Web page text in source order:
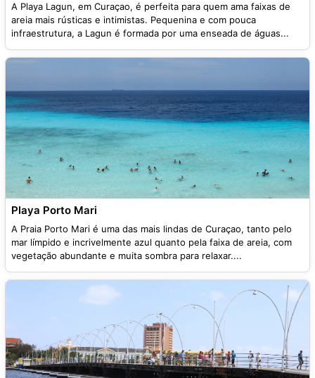
A Playa Lagun, em Curaçao, é perfeita para quem ama faixas de
areia mais rústicas e intimistas. Pequenina e com pouca
infraestrutura, a Lagun é formada por uma enseada de águas...
Playa Porto Mari
A Praia Porto Mari é uma das mais lindas de Curaçao, tanto pelo
mar límpido e incrivelmente azul quanto pela faixa de areia, com
vegetação abundante e muita sombra para relaxar....